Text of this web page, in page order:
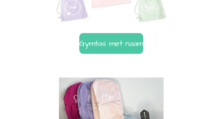
Gymtas met naam